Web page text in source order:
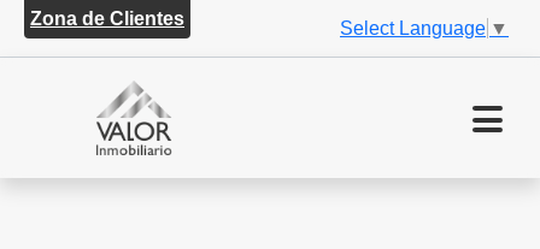
Zona de Clientes Select Language ▼